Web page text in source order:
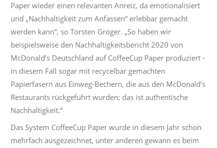
Paper wieder einen relevanten Anreiz, da emotionalisiert
und „Nachhaltigkeit zum Anfassen“ erlebbar gemacht
werden kann“, so Torsten Gröger. „So haben wir
beispielsweise den Nachhaltigkeitsbericht 2020 von
McDonald’s Deutschland auf CoffeeCup Paper produziert -
in diesem Fall sogar mit recycelbar gemachten
Papierfasern aus Einweg-Bechern, die aus den McDonald’s
Restaurants rückgeführt wurden; das ist authentische
Nachhaltigkeit.“
Das System CoffeeCup Paper wurde in diesem Jahr schon
mehrfach ausgezeichnet, unter anderen gewann es beim